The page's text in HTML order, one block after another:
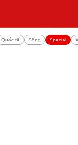
Quốc tế Sống Special